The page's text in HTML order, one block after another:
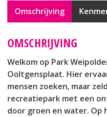
Omschrijving
OMSCHRIJVING
Welkom op Park
Ooltgensplaat. Hier
mensen zoeken, maar
recreatiepark met een
door groen en water. Op